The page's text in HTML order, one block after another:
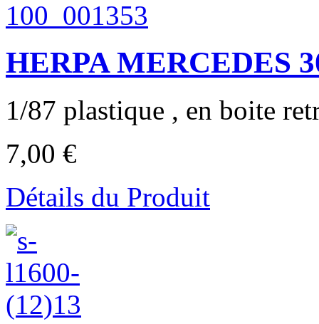
HERPA MERCEDES
1/87 plastique , en boite
7,00 €
Détails du Produit